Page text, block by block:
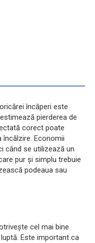
încăperi este
pierderea de
corect poate
încălzire. Economii
când se utilizează un
pur și simplu trebuie
podeaua sau
cel mai bine
Este important ca